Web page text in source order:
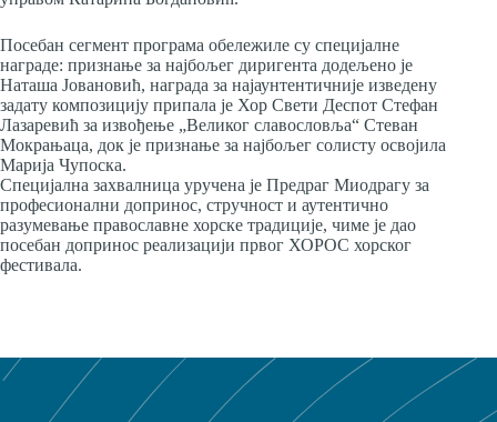
Посебан сегмент програма обележиле су специјалне
награде: признање за најбољег диригента додељено је
Наташа Јовановић, награда за најаунтентичније изведену
задату композицију припала је Хор Свети Деспот Стефан
Лазаревић за извођење „Великог славословља“ Стеван
Мокрањаца, док је признање за најбољег солисту освојила
Марија Чупоска.
Специјална захвалница уручена је Предраг Миодрагу за
професионални допринос, стручност и аутентично
разумевање православне хорске традиције, чиме је дао
посебан допринос реализацији првог ХОРОС хорског
фестивала.